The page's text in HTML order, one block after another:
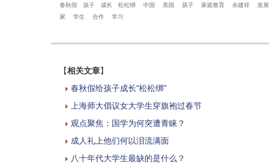
春秋假 孩子 成长 松松绑 中国 美国 孩子 家庭教育 余建祥 发展
家
学生 合作 学习
【相关文章】
春秋假给孩子成长“松松绑”
上海师大倡议女大学生穿旗袍过春节
观点聚焦：国学为何突遭青睐？
成人礼上他们何以泪流满面
八十年代大学生最缺的是什么？